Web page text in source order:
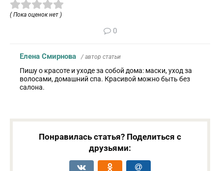
( Пока оценок нет )
0
Елена Смирнова / автор статьи
Пишу о красоте и уходе за собой дома: маски, уход за
волосами, домашний спа. Красивой можно быть без
салона.
Понравилась статья? Поделиться с
друзьями: